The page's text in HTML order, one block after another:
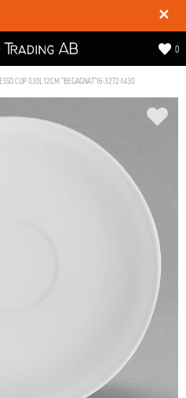
✕
0
CUP 0,10L 12CM *BEGAGNAT*16-3272-1430